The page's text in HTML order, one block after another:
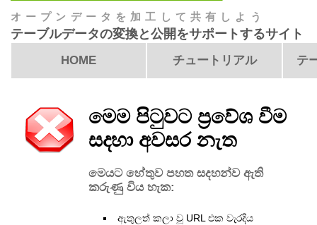
オープンデータを加工して共有しよう
テーブルデータの変換と公開をサポートするサイト
HOME チュートリアル テ
මෙම පිටුවට ප්‍රවේශ වීම
සදහා අවසර නැත
මෙයට හේතුව පහත සදහන්ව ඇති
කරුණු විය හැක:
ඇතුලත් කලා වූ URL එක වැරදිය